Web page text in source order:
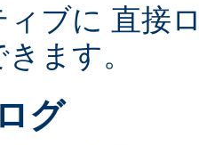
ブに 直接
ます。
グ